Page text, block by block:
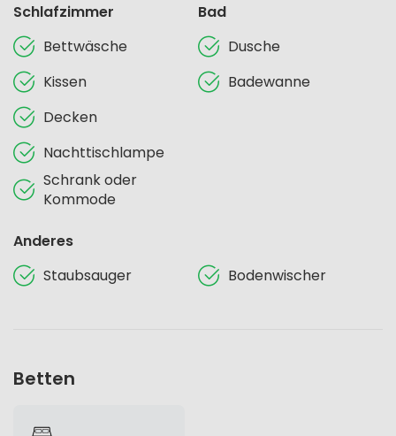
Schlafzimmer
Bettwäsche
Kissen
Decken
Nachttischlampe
Schrank oder
Kommode
Bad
Dusche
Badewanne
Anderes
Staubsauger
Bodenwischer
Betten